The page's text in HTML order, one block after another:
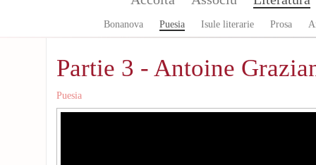
Bonanova Puesia Isule literarie Prosa
Partie 3 - Antoine
Puesia